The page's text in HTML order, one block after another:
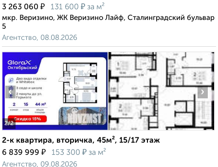
3 263 060 ₽ 131 600 ₽ за м²
мкр. Веризино, ЖК Веризино Лайф, Сталинградский бульвар
5
Агентство, 08.08.2026
2/2
‹ ›
2-к квартира, вторичка, 45м², 15/17 этаж
6 839 999 ₽ 153 300 ₽ за м²
Агентство, 09.08.2026